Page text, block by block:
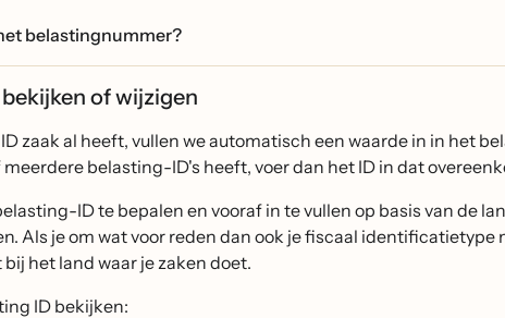
belastingnummer?
of wijzigen
zaak al heeft, vullen we automatisch een waarde in in het
belasting-ID's heeft, voer dan het ID in dat
ID te bepalen en vooraf in te vullen op basis van de
Als je om wat voor reden dan ook je fiscaal
het land waar je zaken doet.
ID bekijken: